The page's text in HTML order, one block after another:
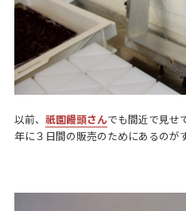
以前、 祇園饅頭さんでも間近で見せ
年に３日間の販売のためにあるのが